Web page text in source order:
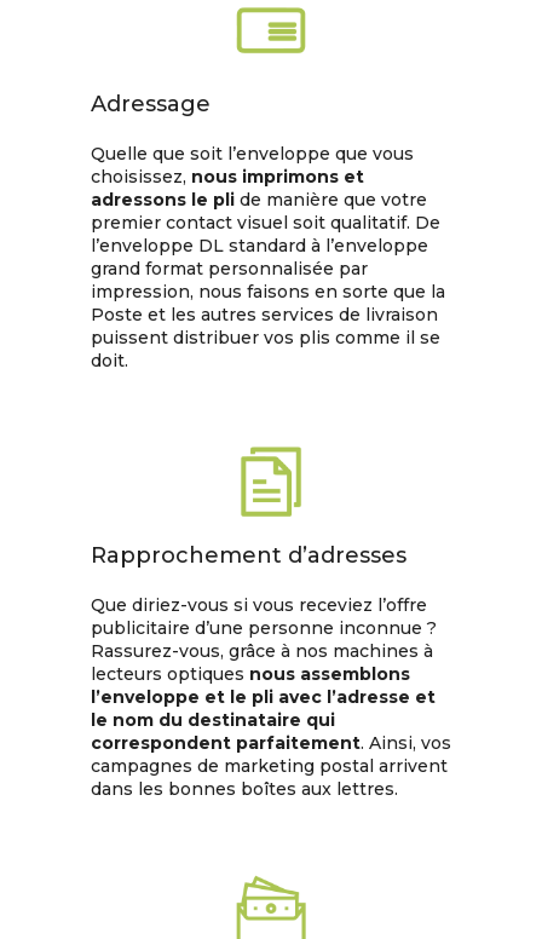
Adressage
Quelle que soit l’enveloppe que vous
choisissez, nous imprimons et
adressons le plide manière que votre
premier contact visuel soit qualitatif. De
l’enveloppe DL standard à l’enveloppe
grand format personnalisée par
impression, nous faisons en sorte que la
Poste et les autres services de livraison
puissent distribuer vos plis comme il se
doit.
Rapprochement d’adresses
Que diriez-vous si vous receviez l’offre
publicitaire d’une personne inconnue ?
Rassurez-vous, grâce à nos machines à
lecteurs optiques nous assemblons
l’enveloppe et le pli avec l’adresse et
le nom du destinataire qui
correspondent parfaitement. Ainsi, vos
campagnes de marketing postal arrivent
dans les bonnes boîtes aux lettres.